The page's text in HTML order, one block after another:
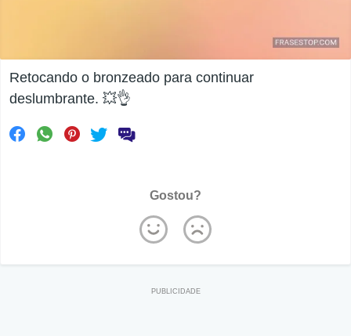
Retocando o bronzeado para continuar
deslumbrante. 💥👌
Gostou?